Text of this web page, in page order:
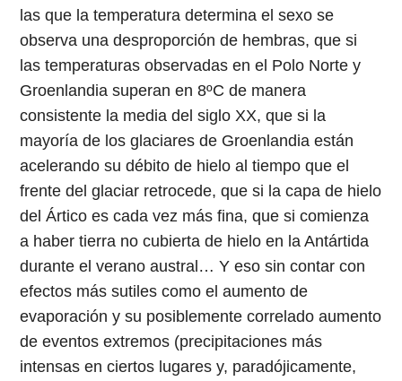
las que la temperatura determina el sexo se
observa una desproporción de hembras, que si
las temperaturas observadas en el Polo Norte y
Groenlandia superan en 8ºC de manera
consistente la media del siglo XX, que si la
mayoría de los glaciares de Groenlandia están
acelerando su débito de hielo al tiempo que el
frente del glaciar retrocede, que si la capa de hielo
del Ártico es cada vez más fina, que si comienza
a haber tierra no cubierta de hielo en la Antártida
durante el verano austral… Y eso sin contar con
efectos más sutiles como el aumento de
evaporación y su posiblemente correlado aumento
de eventos extremos (precipitaciones más
intensas en ciertos lugares y, paradójicamente,